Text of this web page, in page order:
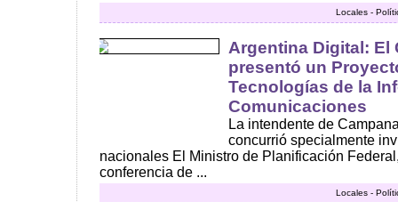
Locales -
Argentina Digital: El
presentó un
Tecnologías de la
Comunicaciones
La intendente de
concurrió specialmente
nacionales El Ministro de Planificación
conferencia de ...
Locales -